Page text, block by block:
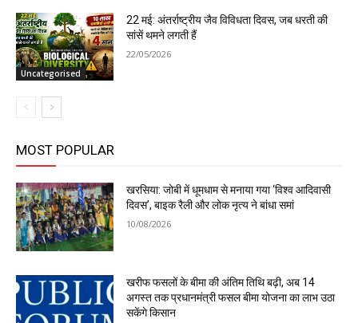
Uncategorised
22 मई: अंतर्राष्ट्रीय जैव विविधता दिवस, जब धरती की
सांसें थमने लगती हैं
22/05/2026
MOST POPULAR
खरसिया: जोबी में धूमधाम से मनाया गया ‘विश्व आदिवासी
दिवस’, बाइक रैली और लोक नृत्य ने बांधा समां
10/08/2026
खरीफ फसलों के बीमा की अंतिम तिथि बढ़ी, अब 14
अगस्त तक प्रधानमंत्री फसल बीमा योजना का लाभ उठा
सकेंगे किसान